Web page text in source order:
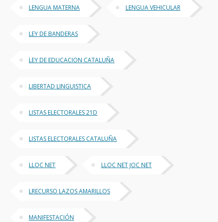
LENGUA MATERNA LENGUA VEHICULAR
LEY DE BANDERAS
LEY DE EDUCACION CATALUÑA
LIBERTAD LINGUISTICA
LISTAS ELECTORALES 21D
LISTAS ELECTORALES CATALUÑA
LLOC NET LLOC NET JOC NET
LRECURSO LAZOS AMARILLOS
MANIFESTACIÓN